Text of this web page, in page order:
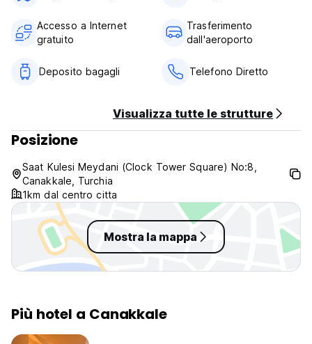
Accesso a Internet
gratuito
Trasferimento
dall'aeroporto
Deposito bagagli Telefono Diretto
Visualizza tutte le strutture
Posizione
Saat Kulesi Meydani (Clock Tower Square) No:8,
Canakkale, Turchia
1km dal centro citta
Mostra la mappa
Più hotel a Canakkale